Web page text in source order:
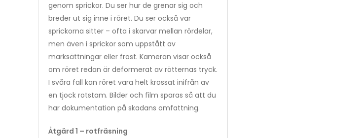
genom sprickor. Du ser hur de grenar sig och
breder ut sig inne i röret. Du ser också var
sprickorna sitter – ofta i skarvar mellan rördelar,
men även i sprickor som uppstått av
marksättningar eller frost. Kameran visar också
om röret redan är deformerat av rötternas tryck.
I svåra fall kan röret vara helt krossat inifrån av
en tjock rotstam. Bilder och film sparas så att du
har dokumentation på skadans omfattning.
Åtgärd 1 – rotfräsning